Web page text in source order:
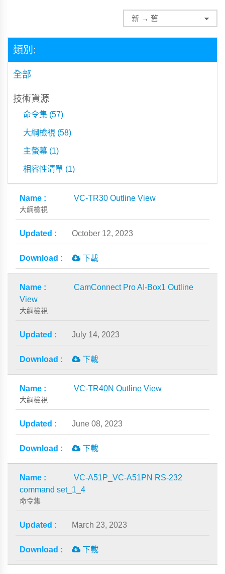
類別:
全部
技術資源
命令集 (57)
大綱檢視 (58)
主螢幕 (1)
相容性清單 (1)
VC-TR30 Outline View
大綱檢視
October 12, 2023
下載
CamConnect Pro AI-Box1 Outline
View
大綱檢視
July 14, 2023
下載
VC-TR40N Outline View
大綱檢視
June 08, 2023
下載
VC-A51P_VC-A51PN RS-232
command set_1_4
命令集
March 23, 2023
下載